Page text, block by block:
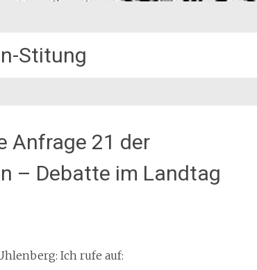
Stitung
Anfrage 21 der
– Debatte im Landtag
Ich rufe auf: